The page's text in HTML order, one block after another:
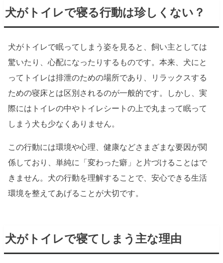
犬がトイレで寝る行動は珍しくない？
犬がトイレで眠ってしまう姿を見ると、飼い主としては
驚いたり、心配になったりするものです。本来、犬にと
ってトイレは排泄のための場所であり、リラックスする
ための寝床とは区別されるのが一般的です。しかし、実
際にはトイレの中やトイレシートの上で丸まって眠って
しまう犬も少なくありません。
この行動には環境や心理、健康などさまざまな要因が関
係しており、単純に「変わった癖」と片づけることはで
きません。犬の行動を理解することで、安心できる生活
環境を整えてあげることが大切です。
犬がトイレで寝てしまう主な理由